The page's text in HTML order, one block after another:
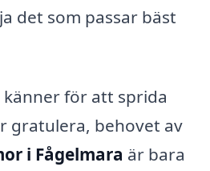
det som passar bäst
känner för att sprida
gratulera, behovet av
i Fågelmara är bara